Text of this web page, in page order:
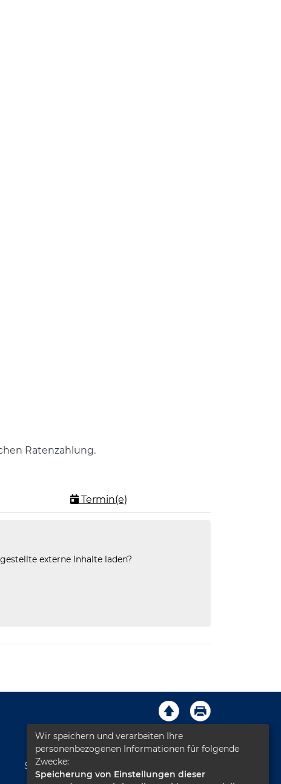
Ratenzahlung.
Termin(e)
externe Inhalte laden?
Impressum AGB Kontakt
Sitemap
Wir speichern und verarbeiten Ihre
personenbezogenen Informationen für folgende
Zwecke:
Speicherung von Einstellungen dieser